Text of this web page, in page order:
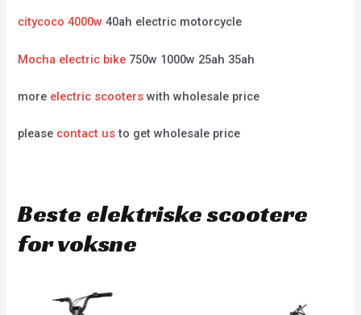
citycoco 4000w 40ah electric motorcycle
Mocha electric bike 750w 1000w 25ah 35ah
more electric scooters with wholesale price
please contact usto get wholesale price
Beste elektriske scootere
for voksne